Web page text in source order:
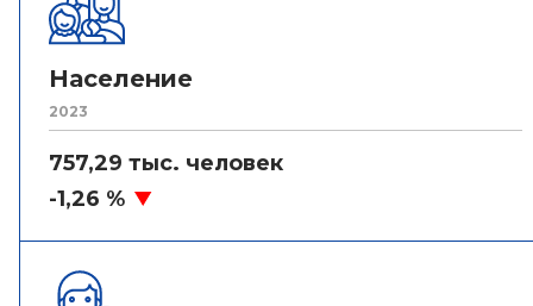
Население
2023
757,29 тыс. человек
-1,26 %